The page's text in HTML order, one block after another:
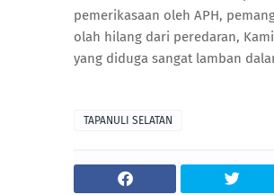
pemerikasaan oleh APH,
olah hilang dari peredaran,
yang diduga sangat lamban
TAPANULI SELATAN